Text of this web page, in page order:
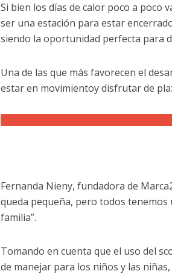
Si bien los días de calor poco a poco
ser una estación para estar
siendo la oportunidad perfecta para
Una de las que más favorecen el
estar en movimientoy disfrutar de
Fernanda Nieny, fundadora de
queda pequeña, pero todos
familia”.
Tomando en cuenta que el uso del
de manejar para los niños y las